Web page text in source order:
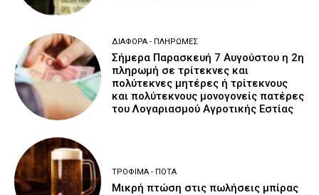
ΔΙΆΦΟΡΑ - ΠΛΗΡΩΜΈΣ
Σήμερα Παρασκευή 7 Αυγούστου η 2η
πληρωμή σε τρίτεκνες και
πολύτεκνες μητέρες ή τρίτεκνους
και πολύτεκνους μονογονείς πατέρες
του Λογαριασμού Αγροτικής Εστίας
ΤΡΌΦΙΜΑ - ΠΟΤΆ
Μικρή πτώση στις πωλήσεις μπίρας